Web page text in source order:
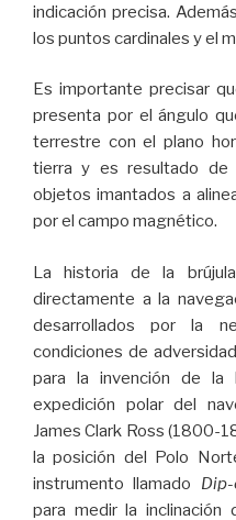
indicación precisa.
los puntos cardinales y el
Es importante precisar
presenta por el ángulo
terrestre con el plano
tierra y es resultado de
objetos imantados a
por el campo magnético.
La historia de la
directamente a la
desarrollados por la
condiciones de
para la invención de la
expedición polar del
James Clark Ross (1800-
la posición del Polo
instrumento llamado
para medir la inclinación